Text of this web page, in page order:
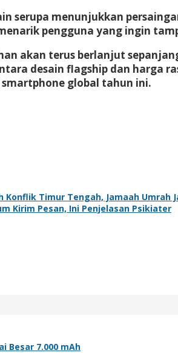
serupa menunjukkan
pengguna yang ingin
akan terus berlanjut
desain flagship dan harga
global tahun ini.
Timur Tengah, Jamaah Umrah
Kirim Pesan, Ini Penjelasan Psikiater
Besar 7.000 mAh